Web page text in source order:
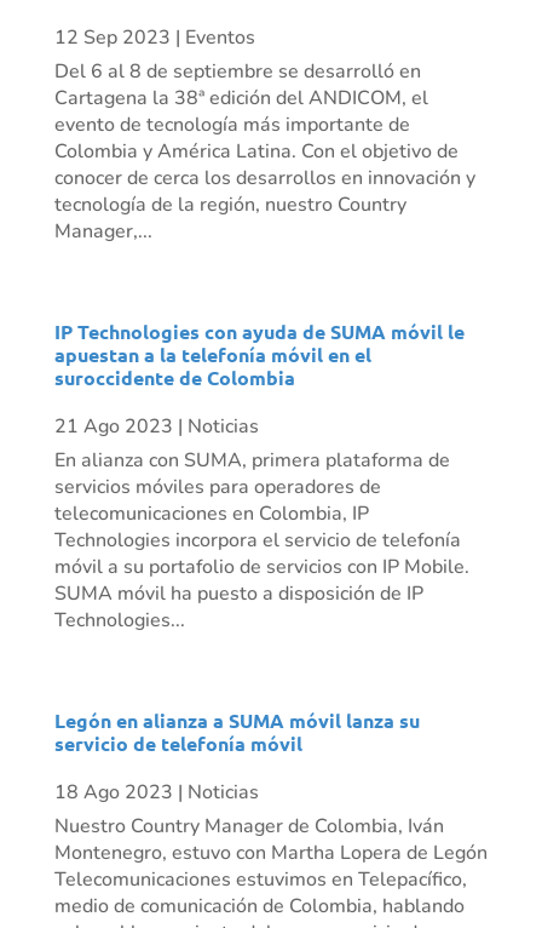
12 Sep 2023 | Eventos
Del 6 al 8 de septiembre se desarrolló en
Cartagena la 38ª edición del ANDICOM, el
evento de tecnología más importante de
Colombia y América Latina. Con el objetivo de
conocer de cerca los desarrollos en innovación y
tecnología de la región, nuestro Country
Manager,...
IP Technologies con ayuda de SUMA móvil le
apuestan a la telefonía móvil en el
suroccidente de Colombia
21 Ago 2023 | Noticias
En alianza con SUMA, primera plataforma de
servicios móviles para operadores de
telecomunicaciones en Colombia, IP
Technologies incorpora el servicio de telefonía
móvil a su portafolio de servicios con IP Mobile.
SUMA móvil ha puesto a disposición de IP
Technologies...
Legón en alianza a SUMA móvil lanza su
servicio de telefonía móvil
18 Ago 2023 | Noticias
Nuestro Country Manager de Colombia, Iván
Montenegro, estuvo con Martha Lopera de Legón
Telecomunicaciones estuvimos en Telepacífico,
medio de comunicación de Colombia, hablando